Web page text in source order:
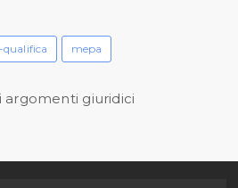
qualifica mepa
argomenti giuridici